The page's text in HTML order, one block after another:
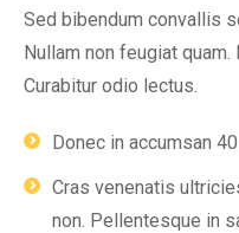
Sed bibendum convallis
Nullam non feugiat
Curabitur odio lectus.
Donec in accumsan
Cras venenatis
non. Pellentesque in